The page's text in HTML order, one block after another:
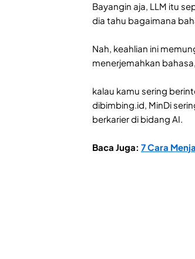
Bayangin aja, LLM itu
dia tahu bagaimana
Nah, keahlian ini
menerjemahkan
kalau kamu sering
dibimbing.id, MinDi
berkarier di bidang AI.
Baca Juga: 7 Cara